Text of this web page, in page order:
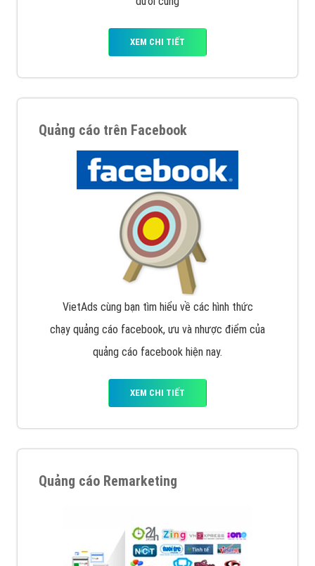
XEM CHI TIẾT
Quảng cáo trên Facebook
VietAds cùng bạn tìm hiểu về các hình thức
chạy quảng cáo facebook, ưu và nhược điểm của
quảng cáo facebook hiện nay.
XEM CHI TIẾT
Quảng cáo Remarketing